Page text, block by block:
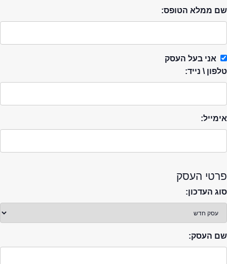
שם ממלא הטופס:
אני בעל העסק
טלפון \ נייד:
אימייל:
פרטי העסק
סוג העדכון:
שם העסק: